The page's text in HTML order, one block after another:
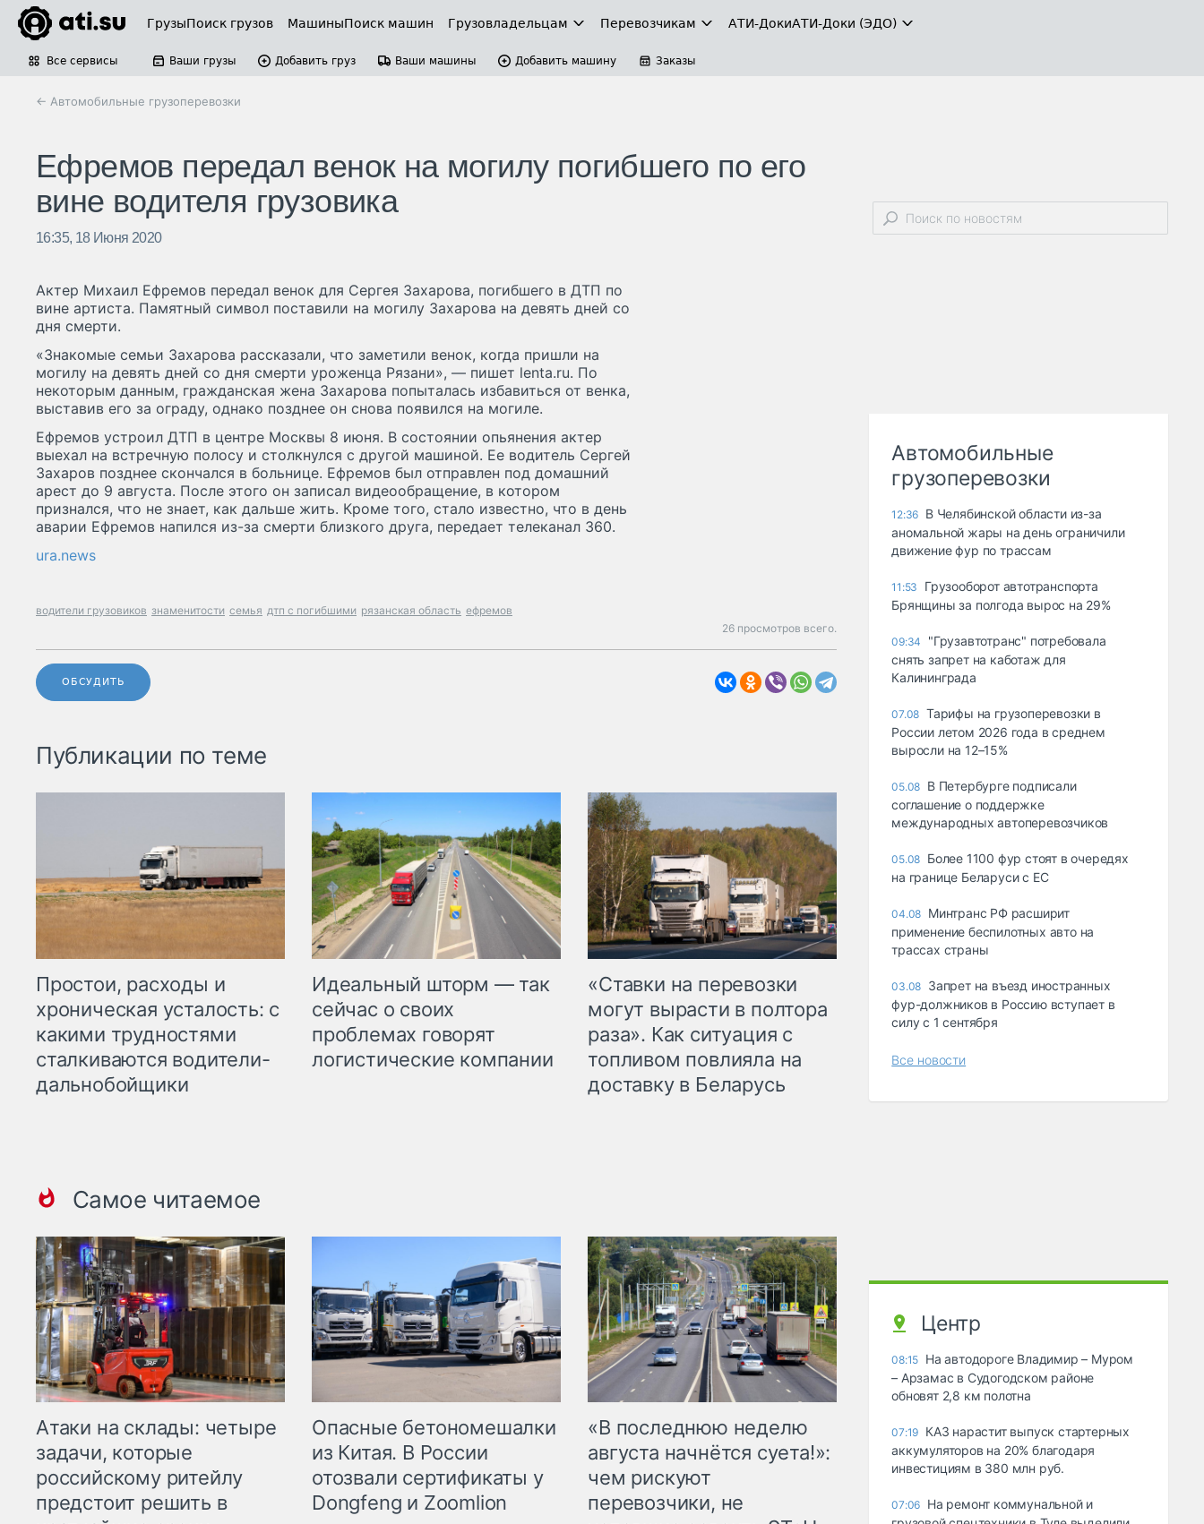
ГрузыПоиск грузов МашиныПоиск машин Грузовладельцам Перевозчикам АТИ-ДокиАТИ-Доки (ЭДО)
Все сервисы Ваши грузы Добавить груз Ваши машины Добавить машину Заказы
← Автомобильные грузоперевозки
Ефремов передал венок на могилу погибшего по его
вине водителя грузовика
16:35, 18 Июня 2020
Актер Михаил Ефремов передал венок для Сергея Захарова, погибшего в ДТП по
вине артиста. Памятный символ поставили на могилу Захарова на девять дней со
дня смерти.
«Знакомые семьи Захарова рассказали, что заметили венок, когда пришли на
могилу на девять дней со дня смерти уроженца Рязани», — пишет lenta.ru. По
некоторым данным, гражданская жена Захарова попыталась избавиться от венка,
выставив его за ограду, однако позднее он снова появился на могиле.
Ефремов устроил ДТП в центре Москвы 8 июня. В состоянии опьянения актер
выехал на встречную полосу и столкнулся с другой машиной. Ее водитель Сергей
Захаров позднее скончался в больнице. Ефремов был отправлен под домашний
арест до 9 августа. После этого он записал видеообращение, в котором
признался, что не знает, как дальше жить. Кроме того, стало известно, что в день
аварии Ефремов напился из-за смерти близкого друга, передает телеканал 360.
ura.news
водители грузовиков знаменитости семья дтп с погибшими рязанская область ефремов
26 просмотров всего.
ОБСУДИТЬ
Публикации по теме
Простои, расходы и
хроническая усталость: с
какими трудностями
сталкиваются водители-
дальнобойщики
Идеальный шторм — так
сейчас о своих
проблемах говорят
логистические компании
«Ставки на перевозки
могут вырасти в полтора
раза». Как ситуация с
топливом повлияла на
доставку в Беларусь
Самое читаемое
Атаки на склады: четыре
задачи, которые
российскому ритейлу
предстоит решить в
Опасные бетономешалки
из Китая. В России
отозвали сертификаты у
Dongfeng и Zoomlion
«В последнюю неделю
августа начнётся суета!»:
чем рискуют
перевозчики, не
Автомобильные
грузоперевозки
12:36 В Челябинской области из-за
аномальной жары на день ограничили
движение фур по трассам
11:53
Грузооборот автотранспорта
Брянщины за полгода вырос на 29%
09:34
"Грузавтотранс" потребовала
снять запрет на каботаж для
Калининграда
07.08 Тарифы на грузоперевозки в
России летом 2026 года в среднем
выросли на 12–15%
05.08 В Петербурге подписали
соглашение о поддержке
международных автоперевозчиков
05.08 Более 1100 фур стоят в очередях
на границе Беларуси с ЕС
04.08 Минтранс РФ расширит
применение беспилотных авто на
трассах страны
03.08 Запрет на въезд иностранных
фур-должников в Россию вступает в
силу с 1 сентября
Все новости
Центр
08:15 На автодороге Владимир – Муром
– Арзамас в Судогодском районе
обновят 2,8 км полотна
07:19 КАЗ нарастит выпуск стартерных
аккумуляторов на 20% благодаря
инвестициям в 380 млн руб.
07:06 На ремонт коммунальной и